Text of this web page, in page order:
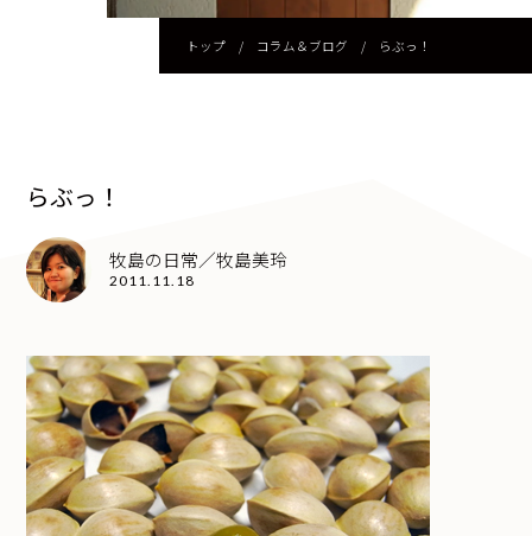
トップ/ コラム＆ブログ / らぶっ！
らぶっ！
牧島の日常／牧島美玲
2011.11.18